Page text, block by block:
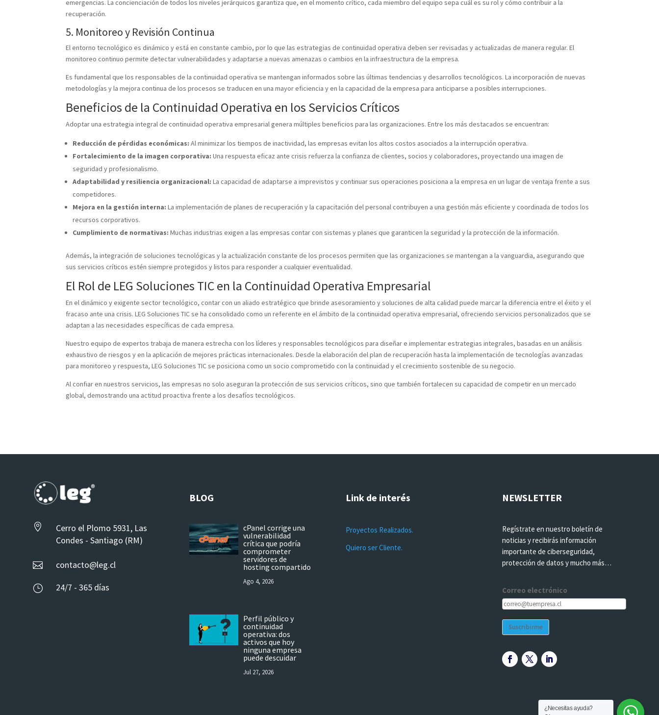
emergencias. La concienciación de todos los niveles jerárquicos garantiza que, en el momento crítico, cada miembro del equipo sepa cuál es su rol y cómo contribuir a la
recuperación.
5. Monitoreo y Revisión Continua
El entorno tecnológico es dinámico y está en constante cambio, por lo que las estrategias de continuidad operativa deben ser revisadas y actualizadas de manera regular. El
monitoreo continuo permite detectar vulnerabilidades y adaptarse a nuevas amenazas o cambios en la infraestructura de la empresa.
Es fundamental que los responsables de la continuidad operativa se mantengan informados sobre las últimas tendencias y desarrollos tecnológicos. La incorporación de nuevas
metodologías y la mejora continua de los procesos se traducen en una mayor eficiencia y en la capacidad de la empresa para anticiparse a posibles interrupciones.
Beneficios de la Continuidad Operativa en los Servicios Críticos
Adoptar una estrategia integral de continuidad operativa empresarial genera múltiples beneficios para las organizaciones. Entre los más destacados se encuentran:
Reducción de pérdidas económicas: Al minimizar los tiempos de inactividad, las empresas evitan los altos costos asociados a la interrupción operativa.
Fortalecimiento de la imagen corporativa: Una respuesta eficaz ante crisis refuerza la confianza de clientes, socios y colaboradores, proyectando una imagen de
seguridad y profesionalismo.
Adaptabilidad y resiliencia organizacional: La capacidad de adaptarse a imprevistos y continuar sus operaciones posiciona a la empresa en un lugar de ventaja frente a sus
competidores.
Mejora en la gestión interna: La implementación de planes de recuperación y la capacitación del personal contribuyen a una gestión más eficiente y coordinada de todos los
recursos corporativos.
Cumplimiento de normativas: Muchas industrias exigen a las empresas contar con sistemas y planes que garanticen la seguridad y la protección de la información.
Además, la integración de soluciones tecnológicas y la actualización constante de los procesos permiten que las organizaciones se mantengan a la vanguardia, asegurando que
sus servicios críticos estén siempre protegidos y listos para responder a cualquier eventualidad.
El Rol de LEG Soluciones TIC en la Continuidad Operativa Empresarial
En el dinámico y exigente sector tecnológico, contar con un aliado estratégico que brinde asesoramiento y soluciones de alta calidad puede marcar la diferencia entre el éxito y el
fracaso ante una crisis. LEG Soluciones TIC se ha consolidado como un referente en el ámbito de la continuidad operativa empresarial, ofreciendo servicios personalizados que se
adaptan a las necesidades específicas de cada empresa.
Nuestro equipo de expertos trabaja de manera estrecha con los líderes y responsables tecnológicos para diseñar e implementar estrategias integrales, basadas en un análisis
exhaustivo de riesgos y en la aplicación de mejores prácticas internacionales. Desde la elaboración del plan de recuperación hasta la implementación de tecnologías avanzadas
para monitoreo y respuesta, LEG Soluciones TIC se posiciona como un socio comprometido con la continuidad y el crecimiento sostenible de su negocio.
Al confiar en nuestros servicios, las empresas no solo aseguran la protección de sus servicios críticos, sino que también fortalecen su capacidad de competir en un mercado
global, demostrando una actitud proactiva frente a los desafíos tecnológicos.

Cerro el Plomo 5931, Las
Condes - Santiago (RM)
 contacto@leg.cl
} 24/7 - 365 días
BLOG
cPanel corrige una
vulnerabilidad
crítica que podría
comprometer
servidores de
hosting compartido
Ago 4, 2026
Perfil público y
continuidad
operativa: dos
activos que hoy
ninguna empresa
puede descuidar
Jul 27, 2026
Link de interés
Proyectos Realizados.
Quiero ser Cliente.
NEWSLETTER
Regístrate en nuestro boletín de
noticias y recibirás información
importante de ciberseguridad,
protección de datos y mucho más…
Correo electrónico
Suscribirme
¿Necesitas ayuda?